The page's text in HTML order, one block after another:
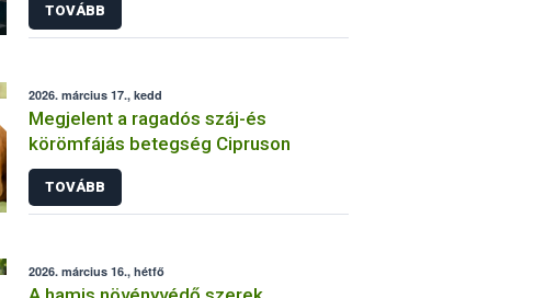
TOVÁBB
2026. március 17., kedd
Megjelent a ragadós száj-és
körömfájás betegség Cipruson
TOVÁBB
2026. március 16., hétfő